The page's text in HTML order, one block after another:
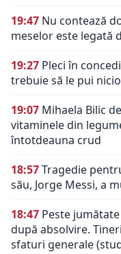
19:47 Nu contează
meselor este legată
19:27 Pleci în
trebuie să le pui
19:07 Mihaela Bilic
vitaminele din
întotdeauna crud
18:57Tragedie
său, Jorge Messi, a
18:47 Peste
după absolvire.
sfaturi generale